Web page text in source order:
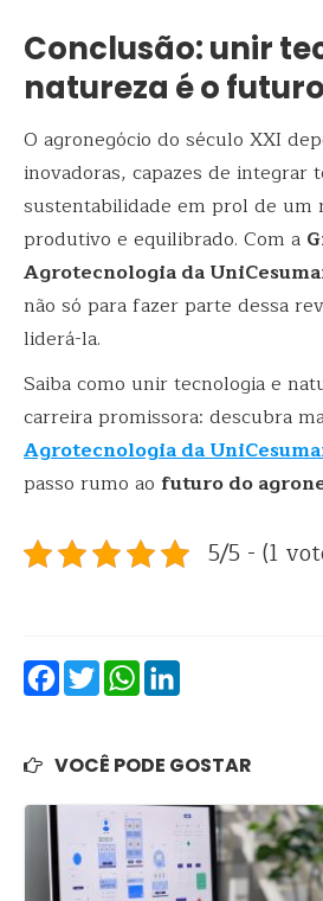
Conclusão: unir
natureza é o
O agronegócio do século XXI
inovadoras, capazes de integrar
sustentabilidade em prol de um
produtivo e equilibrado. Com a
Agrotecnologia da
não só para fazer parte dessa
liderá-la.
Saiba como unir tecnologia e
carreira promissora: descubra
Agrotecnologia da
passo rumo ao futuro do
5/5 - (1
FacebookTwitterWhatsApp
VOCÊ PODE GOSTAR